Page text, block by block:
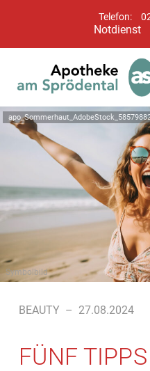
Telefon:
Notdienst
Symbolbild
BEAUTY – 27.08.2024
FÜNF